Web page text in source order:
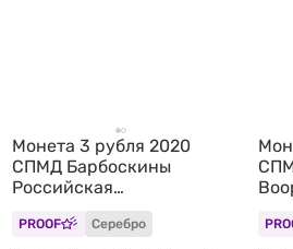
Монета 3 рубля 2020
СПМД Барбоскины
Российская
мультипликация
PROOF Серебро